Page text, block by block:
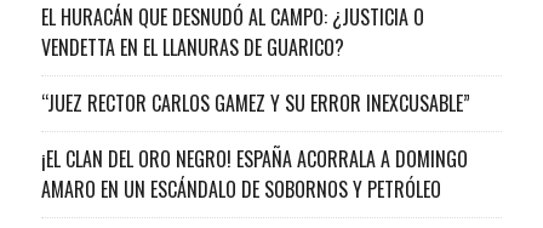
EL HURACÁN QUE DESNUDÓ AL CAMPO: ¿JUSTICIA O
VENDETTA EN EL LLANURAS DE GUARICO?
“JUEZ RECTOR CARLOS GAMEZ Y SU ERROR INEXCUSABLE”
¡EL CLAN DEL ORO NEGRO! ESPAÑA ACORRALA A DOMINGO
AMARO EN UN ESCÁNDALO DE SOBORNOS Y PETRÓLEO